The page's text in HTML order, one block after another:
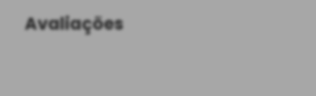
Avaliações